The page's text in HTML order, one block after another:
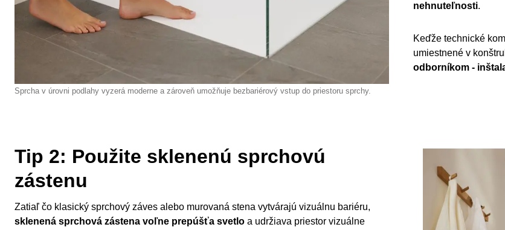
nehnuteľnosti.
Keďže technické
umiestnené v
odborníkom -
Sprcha v úrovni podlahy vyzerá moderne a zároveň umožňuje bezbariérový vstup do priestoru sprchy.
Tip 2: Použite sklenenú sprchovú
zástenu
Zatiaľ čo klasický sprchový záves alebo murovaná stena vytvárajú vizuálnu bariéru,
sklenená sprchová zástena voľne prepúšťa svetlo a udržiava priestor vizuálne